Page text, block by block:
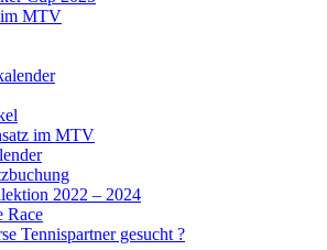
im MTV
im MTV
2022 – 2024
Race
Tennispartner gesucht ?